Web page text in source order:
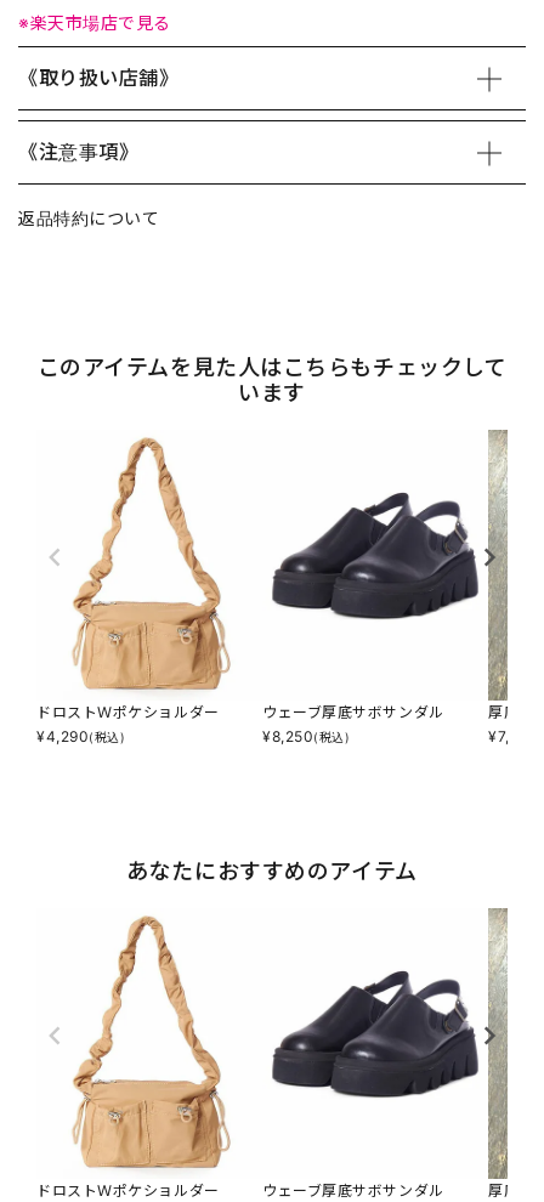
※楽天市場店で見る
《取り扱い店舗》
《注意事項》
返品特約について
このアイテムを見た人はこちらもチェックして
います
ドロストＷポケショルダー
¥4,290(税込)
ウェーブ厚底サボサンダル
¥8,250(税込)
厚底メ
¥7,590
あなたにおすすめのアイテム
ドロストＷポケショルダー
ウェーブ厚底サボサンダル
厚底メ